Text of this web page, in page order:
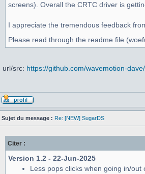
screens). Overall the CRTC driver is
I appreciate the tremendous feedback
Please read through the readme file
url/src: https://github.com/wavemotion-
Sujet du message : Re: [NEW] SugarDS
Citer :
Version 1.2 - 22-Jun-2025
Less pops clicks when going in/out